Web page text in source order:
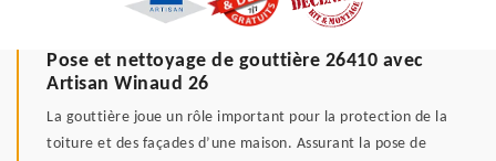
Pose et nettoyage de gouttière 26410 avec
Artisan Winaud 26
La gouttière joue un rôle important pour la protection de la
toiture et des façades d’une maison. Assurant la pose de